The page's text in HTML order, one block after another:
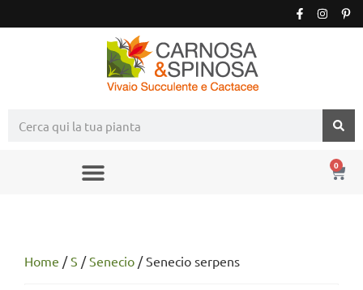
0
Home /S /Senecio / Senecio serpens